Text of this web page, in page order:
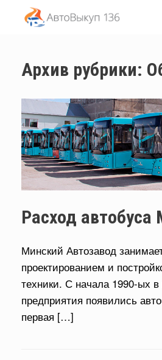
содержанию
Архив рубрики:
Расход
Минский Автозавод
проектированием и
техники. С начала 1990-ых в
предприятия появились
первая […]